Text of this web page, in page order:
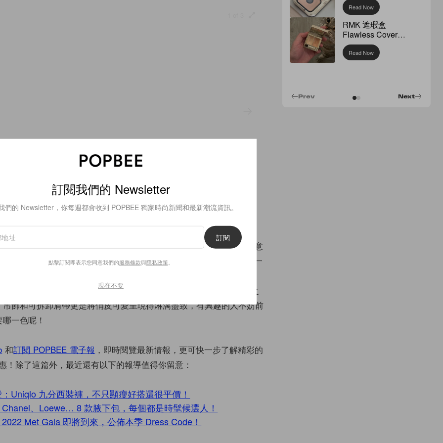
列充滿活力的色調和強烈的拼色，向 1960 年代的普普藝術致敬，創意
在服裝、配飾和鞋履上都增添了一抹亮色，當然焦點更是落在一
上，備受寵愛的 Micro Lady Dior 本季也穿上了新色調，亮藍色、
過亮眼的色系搭載上小羊皮面料為這款精緻的迷你手袋展現出活潑之
飾和可拆卸肩帶更是將俏皮可愛呈現得淋漓盡致，有興趣的人不妨前
一色呢！
和訂閱 POPBEE 電子報 ，即時閱覽最新情報，更可快一步了解精彩的
！除了這篇外，最近還有以下的報導值得你留意：
：Uniqlo 九分西裝褲，不只顯瘦好搭還很平價！
、Loewe… 8 款腋下包，每個都是時髦候選人！
2022 Met Gala 即將到來，公佈本季 Dress Code！
Read Now
RMK 遮瑕盒
Flawless Cover
Concealer
Read Now
Next
Prev
訂閱我們的 Newsletter
們的 Newsletter，你每週都會收到 POPBEE 獨家時尚新聞和最新潮流資訊。
訂閱
點擊訂閱即表示您同意我們的服務條款與隱私政策。
現在不要